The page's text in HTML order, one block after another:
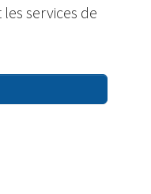
services de